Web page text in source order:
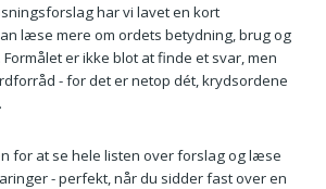
har vi lavet en kort
læse mere om ordets betydning, brug og
er ikke blot at finde et svar, men
- for det er netop dét, krydsordene
for at se hele listen over forslag og læse
- perfekt, når du sidder fast over en